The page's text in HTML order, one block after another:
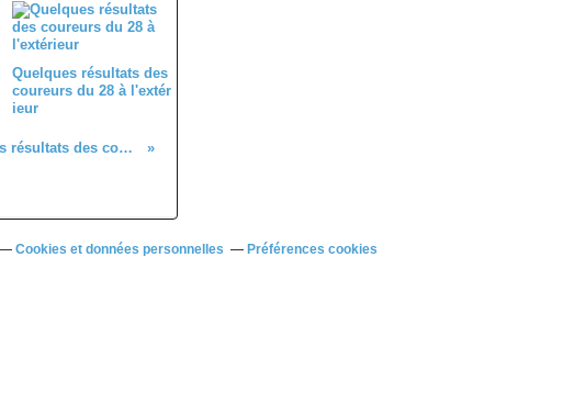
Quelques résultats des
coureurs du 28 à l'extér
ieur
Quelques résultats des coureurs du 28 à l'extérieur
Cookies et données personnelles Préférences cookies